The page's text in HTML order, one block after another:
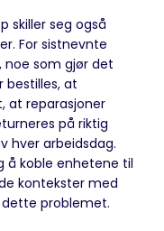
skiller seg også
For sistnevnte
noe som gjør det
bestilles, at
at reparasjoner
på riktig
hver arbeidsdag.
å koble enhetene til
kontekster med
problemet.